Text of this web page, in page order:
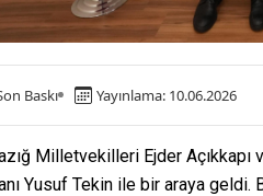
Baskı Yayınlama: 10.06.2026
Milletvekilleri Ejder Açıkkapı
Yusuf Tekin ile bir araya